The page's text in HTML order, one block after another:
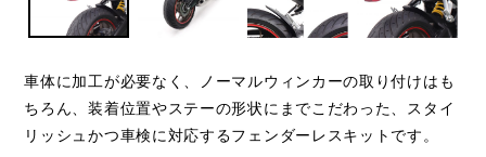
車体に加工が必要なく、ノーマルウィンカーの取り付けはも
ちろん、装着位置やステーの形状にまでこだわった、スタイ
リッシュかつ車検に対応するフェンダーレスキットです。